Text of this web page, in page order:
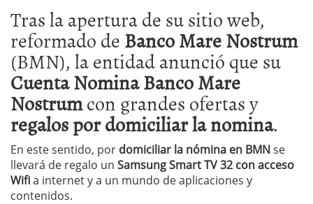
Tras la apertura de su sitio web,
reformado deBanco Mare Nostrum
(BMN), la entidad anunció que su
Cuenta Nomina Banco Mare
Nostrumcon grandes ofertas y
regalos por domiciliar la nomina.
En este sentido, por domiciliar la nómina en BMNse
llevará de regalo un Samsung Smart TV 32 con acceso
Wifia internet y a un mundo de aplicaciones y
contenidos.